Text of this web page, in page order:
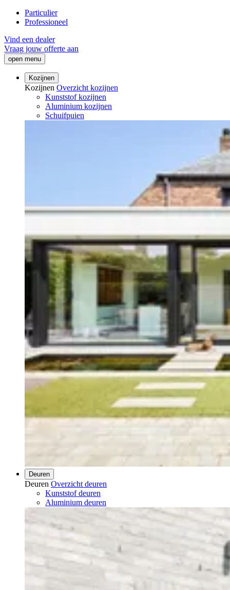
Particulier
Professioneel
Vind een dealer
Vraag jouw offerte aan
open menu
Kozijnen
Kozijnen Overzicht kozijnen
Kunststof kozijnen
Aluminium kozijnen
Schuifpuien
Deuren
Deuren Overzicht deuren
Kunststof deuren
Aluminium deuren